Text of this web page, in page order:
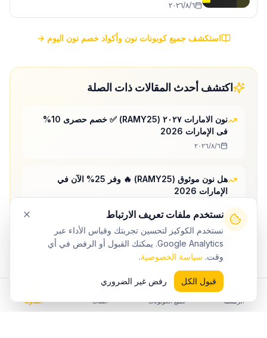
الرئيسية جميع الكوبونات الفئات المدونة
نستخدم ملفات تعريف الارتباط
نستخدم الكوكيز لتحسين تجربتك وقياس الأداء عبر
Google Analytics. يمكنك القبول أو الرفض في أي
وقت. سياسة الخصوصية.
قبول الكل رفض غير الضروري
RDNA 5 سيضاعف الأداء الرسومي وقدرات تتبع الأشعة بشكل
غير مسبوق.
٦‏/٨‏/٢٠٢٦
استكشف جميع كوبونات نون وأكواد خصم نون اليوم →
اكتشف أحدث المقالات ذات الصلة
نون الامارات ٢٠٢٧ (RAMY25) ✅ خصم حصرى 10%
فى الإمارات 2026
٦‏/٨‏/٢٠٢٦
هل نون موثوق (RAMY25) 🔥 وفر 25% الآن في
الإمارات 2026
نون أبوظبي اون لاين (RAMY25) 💎 توفير 10% فى
الإمارات 2026